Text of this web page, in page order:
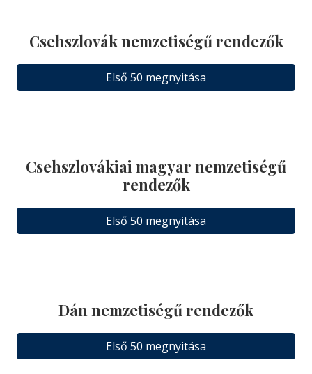
Csehszlovák nemzetiségű rendezők
Első 50 megnyitása
Csehszlovákiai magyar nemzetiségű
rendezők
Első 50 megnyitása
Dán nemzetiségű rendezők
Első 50 megnyitása